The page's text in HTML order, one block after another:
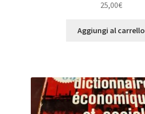
25,00€
Aggiungi al carrello